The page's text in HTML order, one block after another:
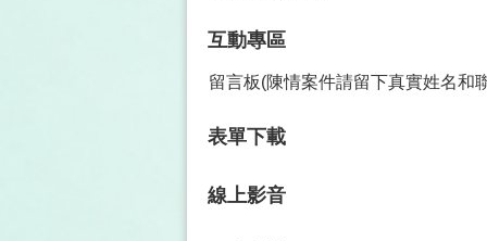
互動專區
留言板(陳情案件請留下真實姓名和
表單下載
線上影音